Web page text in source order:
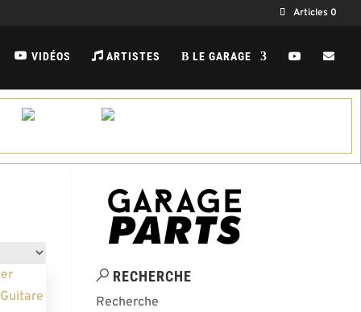
Articles 0
VIDÉOS ARTISTES B LE GARAGE
RECHERCHE
Recherche